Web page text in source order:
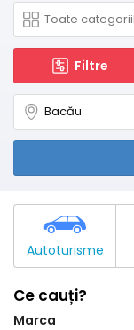
Filtre
Autoturisme
Ce cauți?
Marca